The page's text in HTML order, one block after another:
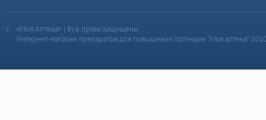
«Моя Аптека» | Все права защищены
Интернет-магазин препаратов для повышения потенции “Моя аптека”